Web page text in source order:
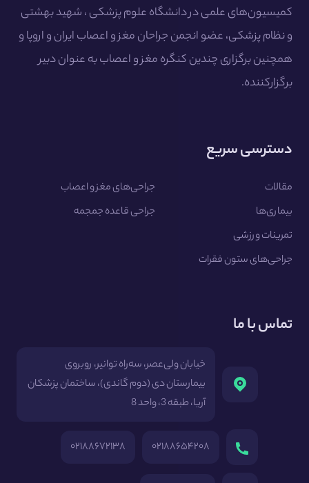
کمیسیون‌های علمی در دانشگاه علوم پزشکی ، شهید بهشتی
و نظام پزشکی، عضو انجمن جراحان مغز و اعصاب ایران و اروپا و
همچنین برگزاری چندین کنگره مغز و اعصاب به عنوان دبیر
برگزارکننده.
دسترسی سریع
مقالات
بیماری‌ها
تمرینات ورزشی
جراحی‌های ستون فقرات
جراحی‌های مغز و اعصاب
جراحی قاعده جمجمه
تماس با ما
خیابان ولی‌عصر، سه‌راه توانیر، روبروی
بیمارستان دی (دوم گاندی)، ساختمان پزشکان
آریا، طبقه 3، واحد 8
۰۲۱۸۸۶۵۴۲۰۸ ۰۲۱۸۸۶۷۲۱۳۸